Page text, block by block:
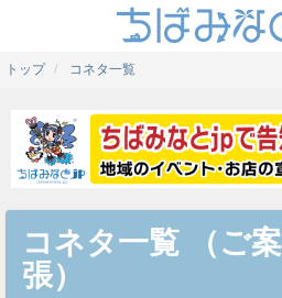
トップ コネタ一覧
コネタ一覧 （ご
張）